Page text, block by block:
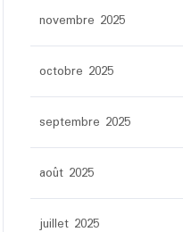
novembre 2025
octobre 2025
septembre 2025
août 2025
juillet 2025